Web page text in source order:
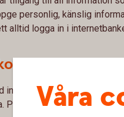
personlig, känslig
alltid logga in i
med oss
internetbanken eller
På så sätt är du väl skyddad.
Våra